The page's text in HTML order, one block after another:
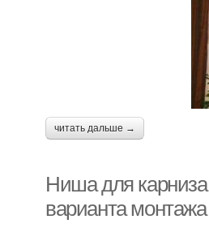
читать дальше →
Ниша для
варианта монтажа